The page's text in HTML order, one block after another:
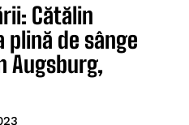
Cătălin
plină de sânge
Augsburg,